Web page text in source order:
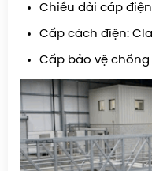
Chiều dài cáp
Cấp cách điện:
Cấp bảo vệ